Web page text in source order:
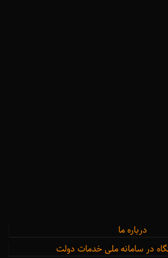
درباره ما
در سامانه ملی خدمات دولت